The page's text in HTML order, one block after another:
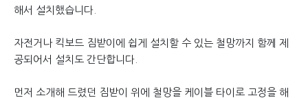
해서 설치했습니다.
자전거나 킥보드 짐받이에 쉽게 설치할 수 있는 철망까지 함께 제
공되어서 설치도 간단합니다.
먼저 소개해 드렸던 짐받이 위에 철망을 케이블 타이로 고정을 해